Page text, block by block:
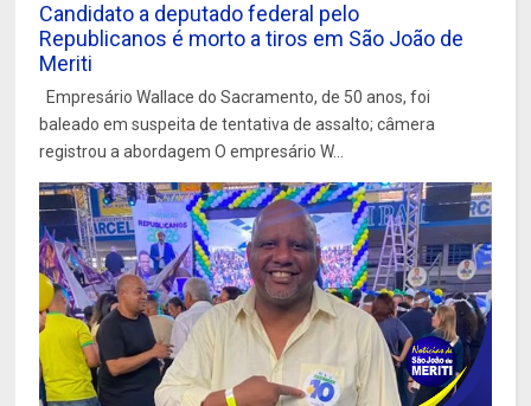
Candidato a deputado federal pelo
Republicanos é morto a tiros em São João de
Meriti
Empresário Wallace do Sacramento, de 50 anos, foi
baleado em suspeita de tentativa de assalto; câmera
registrou a abordagem O empresário W...